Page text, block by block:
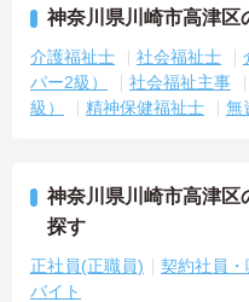
神奈川県川崎市高津区
介護福祉士 社会福祉士
パー2級）
社会福祉主事
級）
精神保健福祉士 無
神奈川県川崎市高津区
探す
正社員(正職員) 契約社員・
バイト